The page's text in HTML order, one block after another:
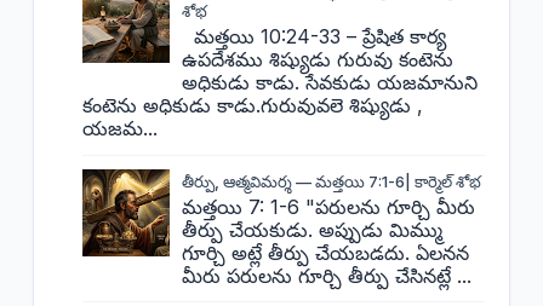
శోభ
మత్తయి 10:24-33 – ప్రేషిత కార్య
ఉపదేశము శిష్యుడు గురువు కంటెను
అధికుడు కాడు. సేవకుడు యజమానుని
కంటెను అధికుడు కాడు.గురువువలె శిష్యుడు ,
యజమ...
తీర్పు, ఆత్మవిమర్శ — మత్తయి 7:1-6| కార్మెల్ శోభ
మత్తయి 7: 1-6 "పరులను గూర్చి మీరు
తీర్పు చేయకుడు. అప్పుడు మిమ్ము
గూర్చి అట్లే తీర్పు చేయబడదు. ఏలనన
మీరు పరులను గూర్చి తీర్పు చేసినట్లే ...